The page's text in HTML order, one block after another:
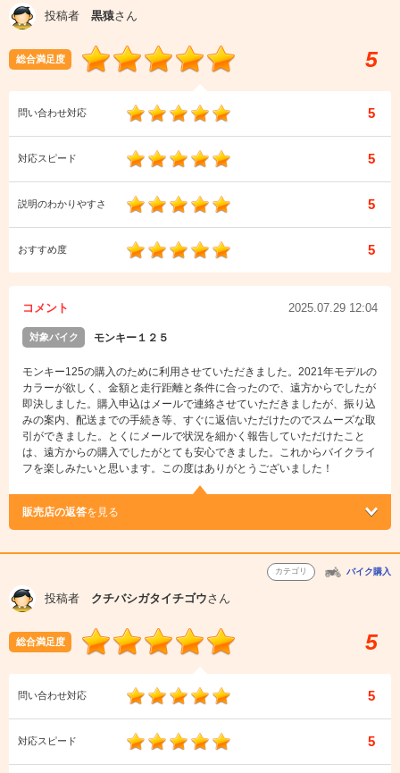
投稿者 黒猿さん
総合満足度 5
問い合わせ対応 5
対応スピード 5
説明のわかりやすさ 5
おすすめ度 5
コメント 2025.07.29 12:04
対象バイク モンキー１２５
モンキー125の購入のために利用させていただきました。2021年モデルの
カラーが欲しく、金額と走行距離と条件に合ったので、遠方からでしたが
即決しました。購入申込はメールで連絡させていただきましたが、振り込
みの案内、配送までの手続き等、すぐに返信いただけたのでスムーズな取
引ができました。とくにメールで状況を細かく報告していただけたこと
は、遠方からの購入でしたがとても安心できました。これからバイクライ
フを楽しみたいと思います。この度はありがとうございました！
販売店の返答を見る
カテゴリ バイク購入
投稿者 クチバシガタイチゴウさん
総合満足度 5
問い合わせ対応 5
対応スピード 5